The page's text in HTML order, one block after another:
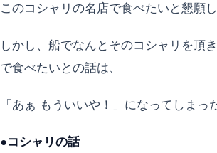
このコシャリの名店で食べたいと懇願し
しかし、船でなんとそのコシャリを頂
で食べたいとの話は、
「あぁ もういいや！」になってしまっ
●コシャリの話